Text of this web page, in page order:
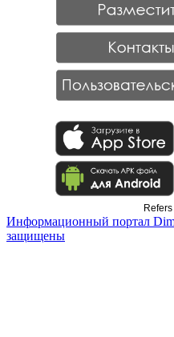
Информационный портал
защищены